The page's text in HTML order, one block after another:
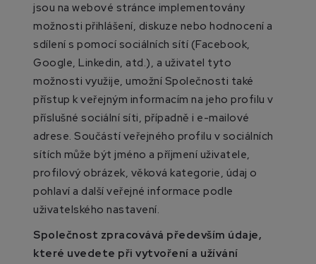
jsou na webové stránce implementovány
možnosti přihlášení, diskuze nebo hodnocení a
sdílení s pomocí sociálních sítí (Facebook,
Google, Linkedin, atd.), a uživatel tyto
možnosti využije, umožní Společnosti také
přístup k veřejným informacím na jeho profilu v
příslušné sociální síti, případně i e-mailové
adrese. Součástí veřejného profilu v sociálních
sítích může být jméno a příjmení uživatele,
profilový obrázek, věková kategorie, údaj o
pohlaví a další veřejné informace podle
uživatelského nastavení.
Společnost zpracovává především údaje,
které uvedete při vytvoření a užívání